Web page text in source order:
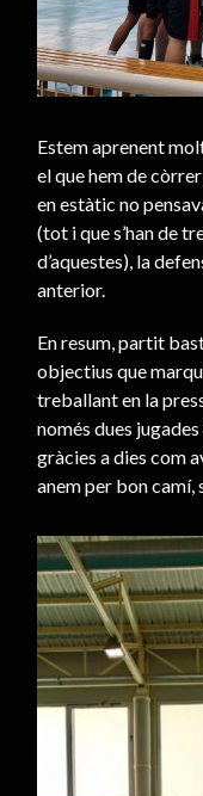
Estem aprenent
el que hem de
en estàtic no
(tot i que s’han de
d’aquestes), la
anterior.
En resum, partit
objectius que
treballant en la
només dues
gràcies a dies com
anem per bon camí,